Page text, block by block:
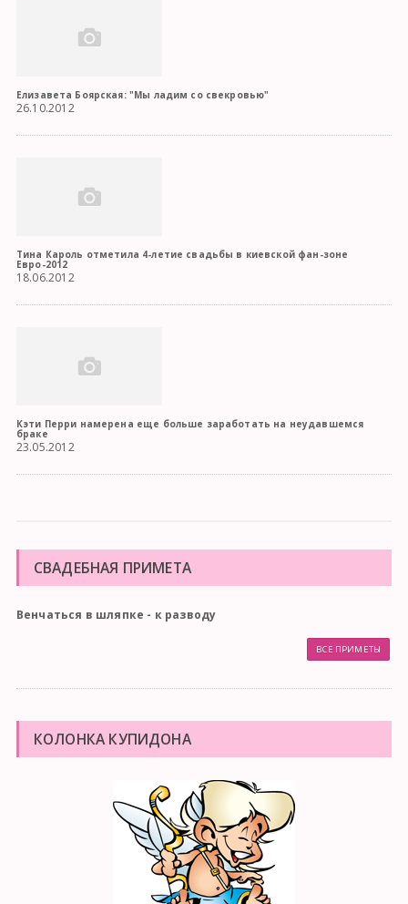
Елизавета Боярская: "Мы ладим со свекровью"
26.10.2012
Тина Кароль отметила 4-летие свадьбы в киевской фан-зоне
Евро-2012
18.06.2012
Кэти Перри намерена еще больше заработать на неудавшемся
браке
23.05.2012
СВАДЕБНАЯ ПРИМЕТА
Венчаться в шляпке - к разводу
ВСЕ ПРИМЕТЫ
КОЛОНКА КУПИДОНА